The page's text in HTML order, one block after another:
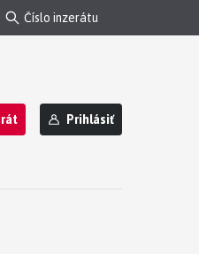
Prihlásiť